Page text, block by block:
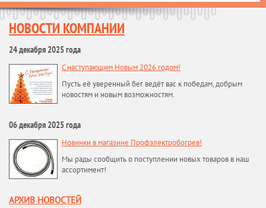
НОВОСТИ КОМПАНИИ
24 декабря 2025 года
С наступающим Новым 2026 годом!
Пусть её уверенный бег ведёт вас к победам, добрым
новостям и новым возможностям.
06 декабря 2025 года
Новинки в магазине Профэлектробогрев!
Мы рады сообщить о поступлении новых товаров в наш
ассортимент!
АРХИВ НОВОСТЕЙ